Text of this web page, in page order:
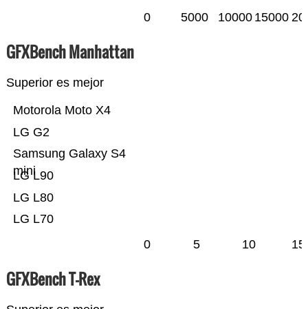
0 5000 10000 15000
GFXBench Manhattan
Superior es mejor
LG L70
LG L80
LG L90
Samsung Galaxy S4
mini
LG G2
Motorola Moto X4
0 5 10 15
GFXBench T-Rex